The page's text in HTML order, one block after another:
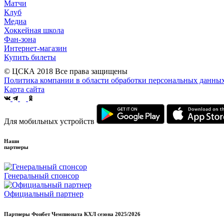
Матчи
Клуб
Медиа
Хоккейная школа
Фан-зона
Интернет-магазин
Купить билеты
© ЦСКА 2018 Все права защищены
Политика компании в области обработки персональных
Карта сайта
Для мобильных устройств
Наши
партнеры
Генеральный спонсор
Официальный партнер
Партнеры Фонбет Чемпионата КХЛ сезона 2025/2026